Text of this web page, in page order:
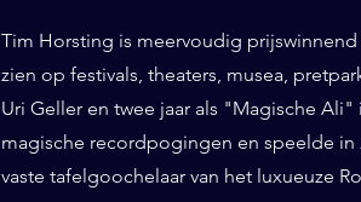
Tim Horsting is meervoudig
zien op festivals, theaters, musea,
Uri Geller en twee jaar als "Magische
magische recordpogingen en speelde in
vaste tafelgoochelaar van het luxueuze